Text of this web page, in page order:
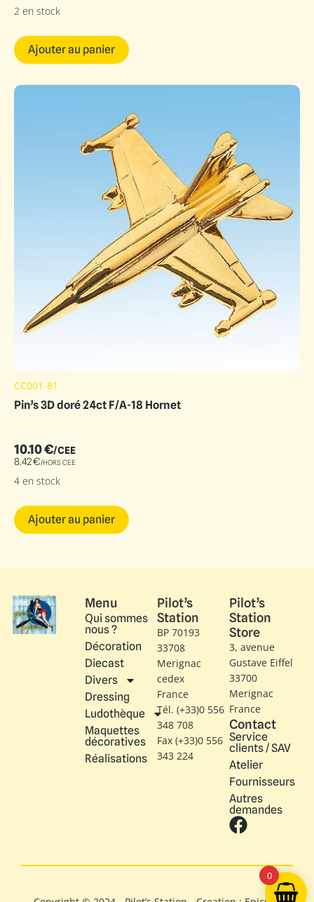
2 en stock
Ajouter au panier
CC001-81
Pin’s 3D doré 24ct F/A-18 Hornet
10.10€/CEE
8.42€/HORS CEE
4 en stock
Ajouter au panier
Menu
Qui sommes
nous ?
Décoration
Diecast
Divers
Dressing
Ludothèque
Maquettes
décoratives
Réalisations
Pilot’s
Station
BP 70193
33708
Merignac
cedex
France
Tél. (+33)0 556
348 708
Fax (+33)0 556
343 224
Pilot’s
Station
Store
3, avenue
Gustave Eiffel​
33700
Merignac
France
Contact
Service
clients / SAV
Atelier
Fournisseurs
Autres
demandes
0